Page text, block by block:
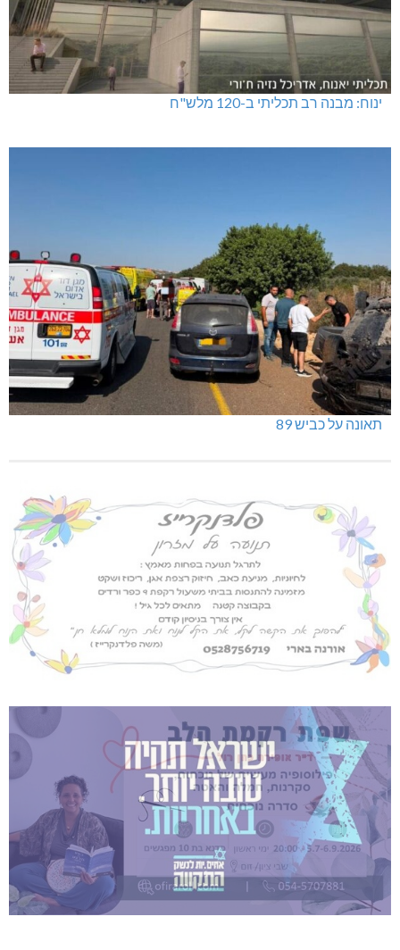
ינוח: מבנה רב תכליתי ב-120 מלש"ח
תאונה על כביש 89